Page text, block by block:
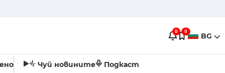
0 0 BG
Чуй новините Подкаст